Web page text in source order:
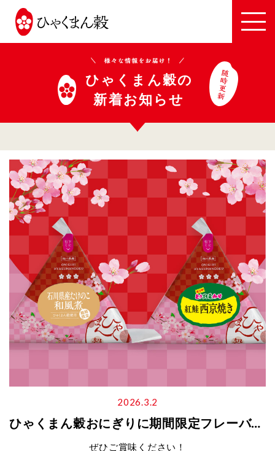
JA
全
農
い
し
か
わ
ひゃくまん穀の
新着お知らせ
2026.3.2
ひゃくまん穀おにぎりに期間限定フレーバーが登場
ぜひご賞味ください！